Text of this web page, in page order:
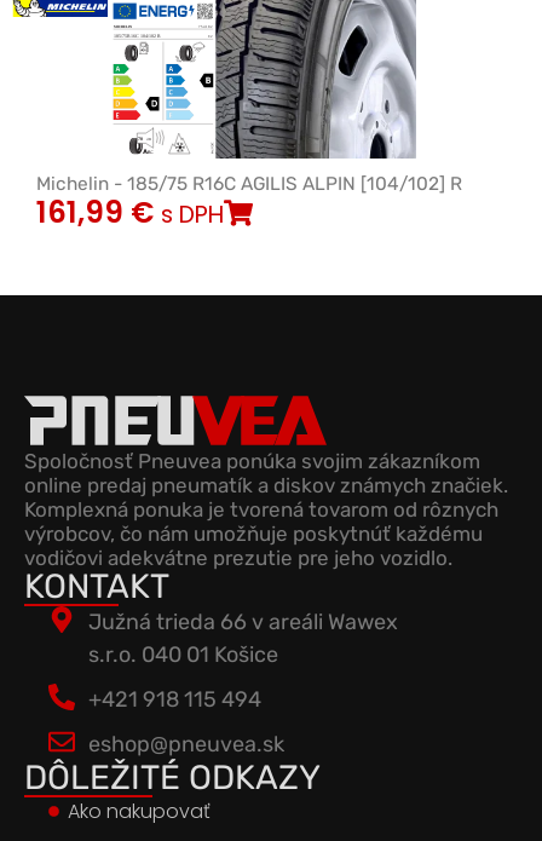
Michelin - 185/75 R16C AGILIS ALPIN [104/102] R
161,99 € s DPH
Spoločnosť Pneuvea ponúka svojim zákazníkom
online predaj pneumatík a diskov známych značiek.
Komplexná ponuka je tvorená tovarom od rôznych
výrobcov, čo nám umožňuje poskytnúť každému
vodičovi adekvátne prezutie pre jeho vozidlo.
KONTAKT
Južná trieda 66 v areáli Wawex
s.r.o. 040 01 Košice
+421 918 115 494
eshop@pneuvea.sk
DÔLEŽITÉ ODKAZY
Ako nakupovať